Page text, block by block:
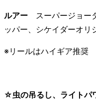
ルアー スーパージョー
ッパー、シケイダーオリ
※リールはハイギア推奨
☆虫の吊るし、ライトパ